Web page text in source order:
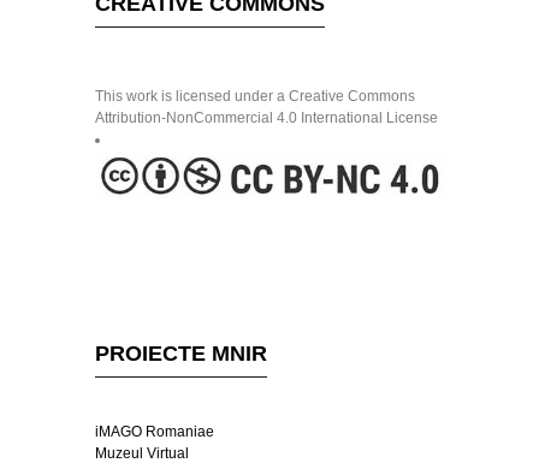
This work is licensed under a Creative Commons
Attribution-NonCommercial 4.0 International License
PROIECTE MNIR
iMAGO Romaniae
Muzeul Virtual